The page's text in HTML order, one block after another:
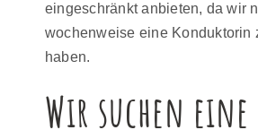
eingeschränkt anbieten, da wir
wochenweise eine Konduktorin
haben.
Wir suchen eine